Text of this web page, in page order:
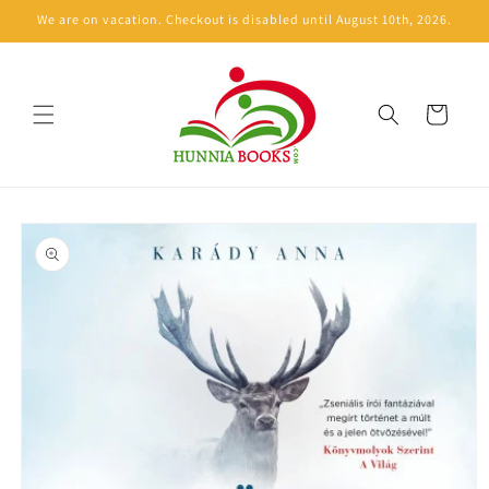
Skip to
We are on vacation. Checkout is disabled until August 10th, 2026.
Cart
Skip to
product
information